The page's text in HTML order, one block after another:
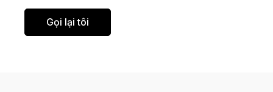
Gọi lại tôi